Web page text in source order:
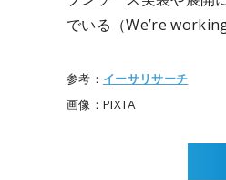
でいる（We’re
参考： イーサリサーチ
画像：PIXTA